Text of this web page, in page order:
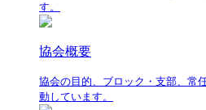
す。
協会概要
協会の目的、ブロック・支部、常
動しています。